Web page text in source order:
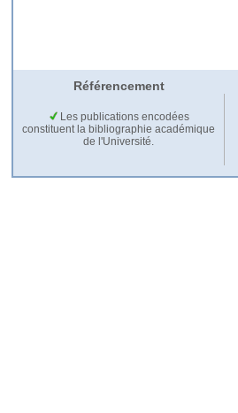
Référencement
Les publications encodées
constituent la bibliographie académique
de l'Université.